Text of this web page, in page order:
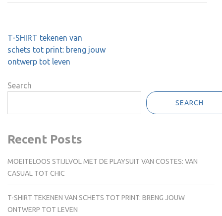
Post
navigation
T-SHIRT tekenen van
schets tot print: breng jouw
ontwerp tot leven
Search
SEARCH
Recent Posts
MOEITELOOS STIJLVOL MET DE PLAYSUIT VAN COSTES: VAN
CASUAL TOT CHIC
T-SHIRT TEKENEN VAN SCHETS TOT PRINT: BRENG JOUW
ONTWERP TOT LEVEN